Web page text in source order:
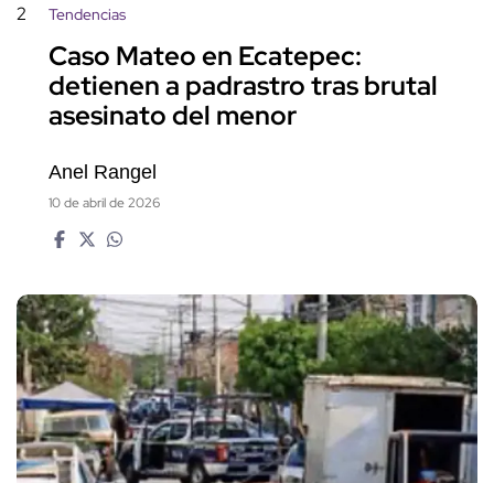
2 Tendencias
Caso Mateo en Ecatepec:
detienen a padrastro tras brutal
asesinato del menor
Anel Rangel
10 de abril de 2026